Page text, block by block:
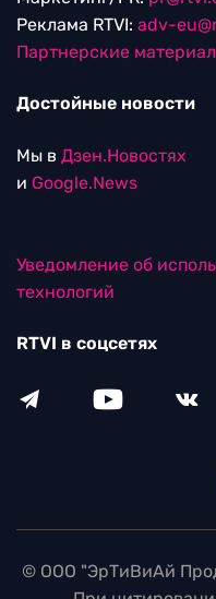
Реклама RTVI: adv-
Партнерские
Достойные новости
Мы в Дзен.Новостях
и Google.News
Уведомление об
технологий
RTVI в соцсетях
© ООО "ЭрТиВиАй